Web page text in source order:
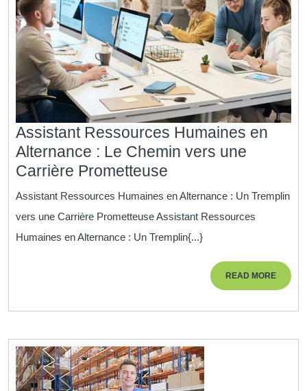
Assistant Ressources Humaines en
Alternance : Le Chemin vers une
Carrière Prometteuse
Ressources
Humaines
Alternance
une
Carrière
Prometteuse
Assistant Ressources Humaines en Alternance : Un Tremplin
vers une Carrière Prometteuse Assistant Ressources
Humaines en Alternance : Un Tremplin{...}
READ MOREREAD
MORE